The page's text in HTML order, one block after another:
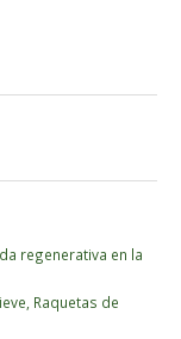
regenerativa en la
Raquetas de